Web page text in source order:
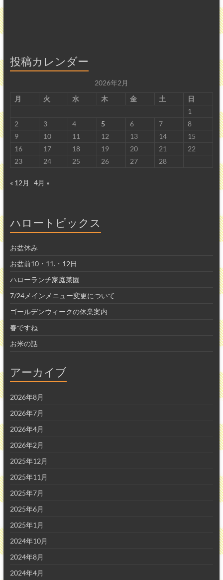
投稿カレンダー
2026年2月
月
火 水 木 金 土
日
1
2
3 4 5 6 7
8
9
10 11 12 13 14
15
16
17 18 19 20 21
22
23
24 25 26 27 28
« 12月 4月 »
ハロートピックス
お盆休み
お盆前10・11.・12日
ハローランチ家庭菜園
7/24メインメニュー変更について
ゴールデンウィークの休業案内
春ですね
お米の話
アーカイブ
2026年8月
2026年7月
2026年4月
2026年2月
2025年12月
2025年11月
2025年7月
2025年6月
2025年1月
2024年10月
2024年8月
2024年4月